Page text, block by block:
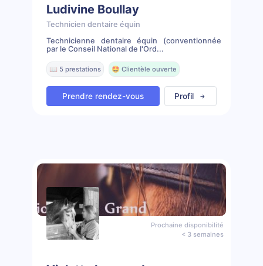
Ludivine Boullay
Technicien dentaire équin
Technicienne dentaire équin (conventionnée
par le Conseil National de l'Ord...
📖 5 prestations 🤩 Clientèle ouverte
Prendre rendez-vous Profil
Prochaine disponibilité
< 3 semaines